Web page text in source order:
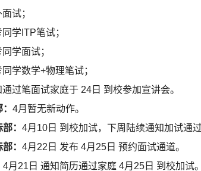
试；
学ITP笔试；
学面试；
学数学+物理笔试；
过笔面试家庭于 24日 到校参加宣讲会。
4月暂无新动作。
： 4月10日 到校加试，下周陆续通知加试通过
： 4月22日 发布 4月25日 预约面试通道。
4月21日 通知简历通过家庭 4月25日 到校加试。